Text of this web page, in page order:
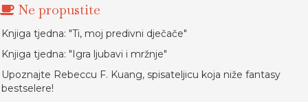
Ne propustite
Knjiga tjedna: "Ti, moj predivni dječače"
Knjiga tjedna: "Igra ljubavi i mržnje"
Upoznajte Rebeccu F. Kuang, spisateljicu koja niže fantasy
bestselere!